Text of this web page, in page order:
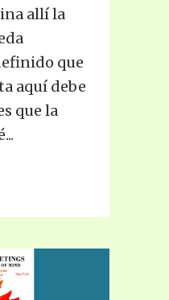
allí la
que
aquí debe
que la